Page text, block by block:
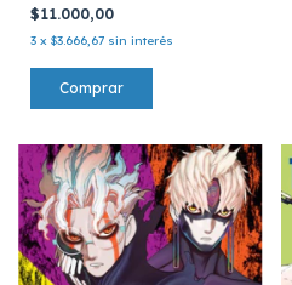
$11.000,00
3 x $3.666,67 sin interés